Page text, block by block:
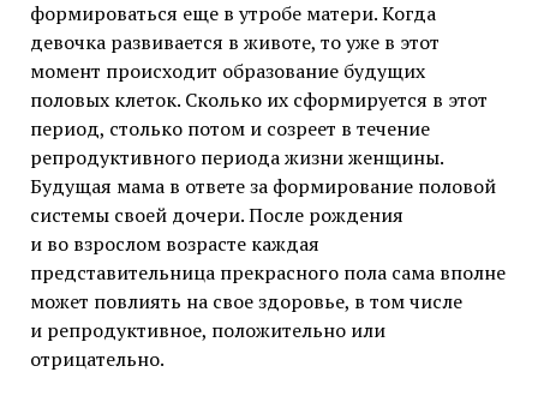
формироваться еще в утробе матери. Когда
девочка развивается в животе, то уже в этот
момент происходит образование будущих
половых клеток. Сколько их сформируется в этот
период, столько потом и созреет в течение
репродуктивного периода жизни женщины.
Будущая мама в ответе за формирование половой
системы своей дочери. После рождения
и во взрослом возрасте каждая
представительница прекрасного пола сама вполне
может повлиять на свое здоровье, в том числе
и репродуктивное, положительно или
отрицательно.